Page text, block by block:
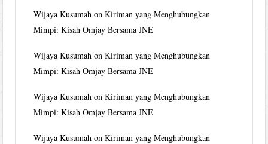
Wijaya Kusumah onKiriman yang Menghubungkan
Mimpi: Kisah Omjay Bersama JNE
Wijaya Kusumah onKiriman yang Menghubungkan
Mimpi: Kisah Omjay Bersama JNE
Wijaya Kusumah onKiriman yang Menghubungkan
Mimpi: Kisah Omjay Bersama JNE
Wijaya Kusumah onKiriman yang Menghubungkan